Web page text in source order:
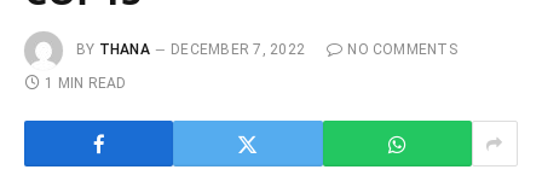
BY THANA DECEMBER 7, 2022
NO COMMENTS
1 MIN READ